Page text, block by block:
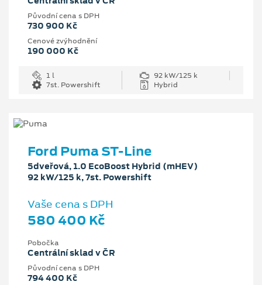
Původní cena s DPH
730 900 Kč
Cenové zvýhodnění
190 000 Kč
1 l
92 kW/125 k
7st. Powershift
Hybrid
Ford Puma ST-Line
5dveřová, 1.0 EcoBoost Hybrid (mHEV)
92 kW/125 k, 7st. Powershift
Vaše cena s DPH
580 400 Kč
Pobočka
Centrální sklad v ČR
Původní cena s DPH
794 400 Kč